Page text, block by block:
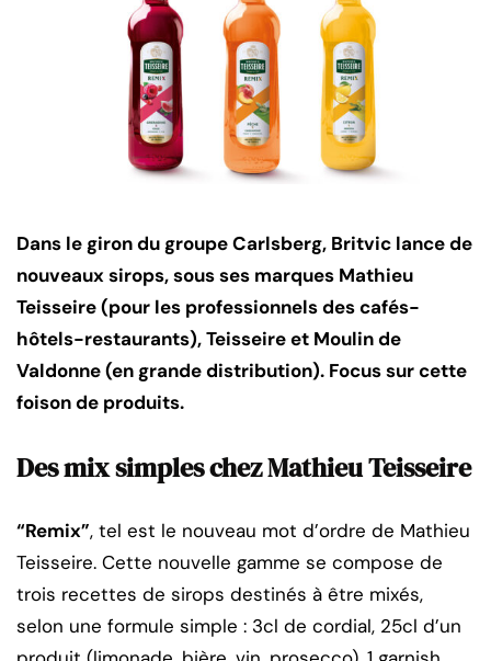
Dans le giron du groupe Carlsberg, Britvic lance de
nouveaux sirops, sous ses marques Mathieu
Teisseire (pour les professionnels des cafés-
hôtels-restaurants), Teisseire et Moulin de
Valdonne (en grande distribution). Focus sur cette
foison de produits.
Des mix simples chez Mathieu Teisseire
“Remix”, tel est le nouveau mot d’ordre de Mathieu
Teisseire. Cette nouvelle gamme se compose de
trois recettes de sirops destinés à être mixés,
selon une formule simple : 3cl de cordial, 25cl d’un